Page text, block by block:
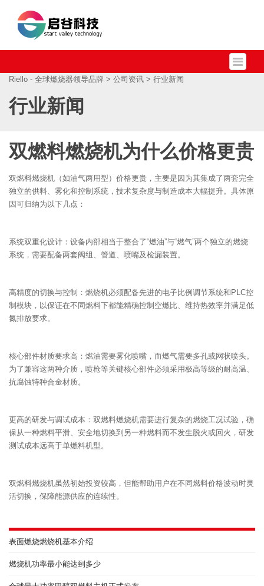
Riello - 全球燃烧器领导品牌 > 公司资讯 > 行业新闻
行业新闻
双燃料燃烧机为什么价格更贵
双燃料燃烧机（如油气两用型）价格更贵，主要是因为其集成了两套完全
独立的供料、雾化和控制系统，技术复杂度与制造成本大幅提升。具体原
因可归纳为以下几点：
系统双重化设计：设备内部相当于整合了“燃油”与“燃气”两个独立的燃烧
系统，需要配备两套阀组、管道、喷嘴及检漏装置。
高精度的切换与控制：燃烧机必须配备先进的电子比例调节系统和PLC控
制模块，以保证在不同燃料下都能精确控制空燃比、维持热效率并满足低
氮排放要求。
核心部件材质要求高：燃油需要雾化喷嘴，而燃气需要多孔或网状喷头。
为了兼容这两种介质，喷枪等关键核心部件必须采用极高等级的耐高温、
抗腐蚀特种合金材质。
更高的研发与调试成本：双燃料燃烧机需要进行复杂的燃烧工况试验，确
保从一种燃料平滑、安全地切换到另一种燃料而不发生脱火或回火，研发
测试成本远高于单燃料机型。
双燃料燃烧机虽然初始投资较高，但能帮助用户在不同燃料价格波动时灵
活切换，保障能源供应的连续性。
表面燃烧燃烧机基本介绍
燃烧机功率最小能达到多少